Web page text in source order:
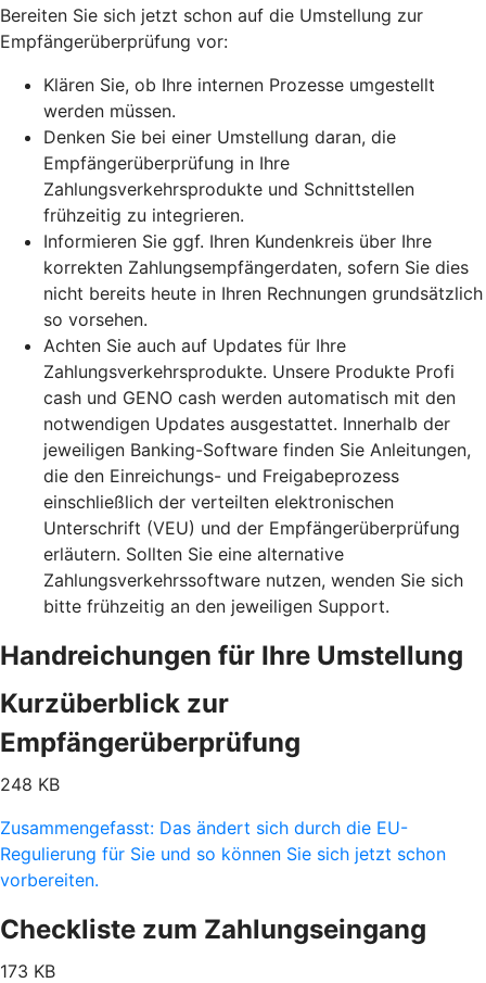
Bereiten Sie sich jetzt schon auf die Umstellung zur
Empfängerüberprüfung vor:
Klären Sie, ob Ihre internen Prozesse umgestellt
werden müssen.
Denken Sie bei einer Umstellung daran, die
Empfängerüberprüfung in Ihre
Zahlungsverkehrsprodukte und Schnittstellen
frühzeitig zu integrieren.
Informieren Sie ggf. Ihren Kundenkreis über Ihre
korrekten Zahlungsempfängerdaten, sofern Sie dies
nicht bereits heute in Ihren Rechnungen grundsätzlich
so vorsehen.
Achten Sie auch auf Updates für Ihre
Zahlungsverkehrsprodukte. Unsere Produkte Profi
cash und GENO cash werden automatisch mit den
notwendigen Updates ausgestattet. Innerhalb der
jeweiligen Banking-Software finden Sie Anleitungen,
die den Einreichungs- und Freigabeprozess
einschließlich der verteilten elektronischen
Unterschrift (VEU) und der Empfängerüberprüfung
erläutern. Sollten Sie eine alternative
Zahlungsverkehrssoftware nutzen, wenden Sie sich
bitte frühzeitig an den jeweiligen Support.
Handreichungen für Ihre Umstellung
Kurzüberblick zur
Empfängerüberprüfung
248 KB
Zusammengefasst: Das ändert sich durch die EU-
Regulierung für Sie und so können Sie sich jetzt schon
vorbereiten.
Checkliste zum Zahlungseingang
173 KB